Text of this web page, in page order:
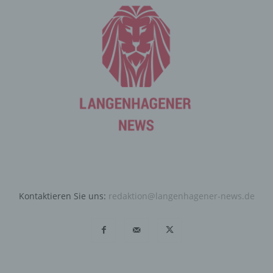
Kontaktieren Sie uns: redaktion@langenhagener-news.de
Datensicherheit in unserem Unternehmen zu erhöhen,
um letztlich ein optimales Schutzniveau für die von uns
verarbeiteten personenbezogenen Daten
sicherzustellen. Die anonymen Daten der Server-Logfiles
werden getrennt von allen durch eine betroffene Person
angegebenen personenbezogenen Daten gespeichert.
an den für die Verarbeitung Verantwortlichen übermittelt
die für die Registrierung verwendet wird. Die von der